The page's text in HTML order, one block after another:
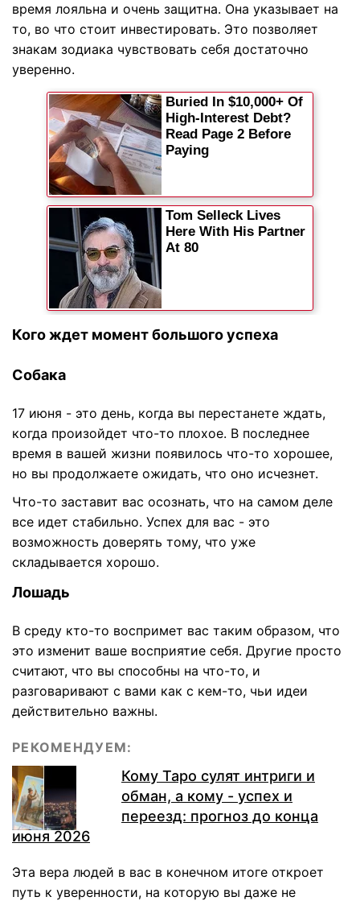
время лояльна и очень защитна. Она указывает на
то, во что стоит инвестировать. Это позволяет
знакам зодиака чувствовать себя достаточно
уверенно.
Кого ждет момент большого успеха
Собака
17 июня - это день, когда вы перестанете ждать,
когда произойдет что-то плохое. В последнее
время в вашей жизни появилось что-то хорошее,
но вы продолжаете ожидать, что оно исчезнет.
Что-то заставит вас осознать, что на самом деле
все идет стабильно. Успех для вас - это
возможность доверять тому, что уже
складывается хорошо.
Лошадь
В среду кто-то воспримет вас таким образом, что
это изменит ваше восприятие себя. Другие просто
считают, что вы способны на что-то, и
разговаривают с вами как с кем-то, чьи идеи
действительно важны.
РЕКОМЕНДУЕМ:
Кому Таро сулят интриги и
обман, а кому - успех и
переезд: прогноз до конца
июня 2026
Эта вера людей в вас в конечном итоге откроет
путь к уверенности, на которую вы даже не